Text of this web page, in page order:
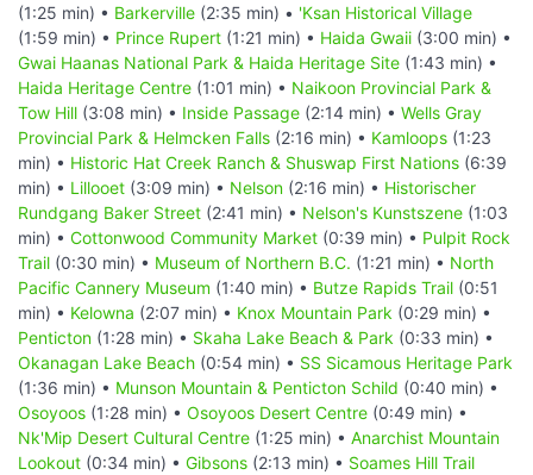
(1:25 min) • Barkerville (2:35 min) • 'Ksan Historical Village
(1:59 min) • Prince Rupert (1:21 min) • Haida Gwaii (3:00 min) •
Gwai Haanas National Park & Haida Heritage Site (1:43 min) •
Haida Heritage Centre (1:01 min) • Naikoon Provincial Park &
Tow Hill (3:08 min) • Inside Passage (2:14 min) • Wells Gray
Provincial Park & Helmcken Falls (2:16 min) • Kamloops (1:23
min) • Historic Hat Creek Ranch & Shuswap First Nations (6:39
min) • Lillooet (3:09 min) • Nelson (2:16 min) • Historischer
Rundgang Baker Street (2:41 min) • Nelson's Kunstszene (1:03
min) • Cottonwood Community Market (0:39 min) • Pulpit Rock
Trail (0:30 min) • Museum of Northern B.C. (1:21 min) • North
Pacific Cannery Museum (1:40 min) • Butze Rapids Trail (0:51
min) • Kelowna (2:07 min) • Knox Mountain Park (0:29 min) •
Penticton (1:28 min) • Skaha Lake Beach & Park (0:33 min) •
Okanagan Lake Beach (0:54 min) • SS Sicamous Heritage Park
(1:36 min) • Munson Mountain & Penticton Schild (0:40 min) •
Osoyoos (1:28 min) • Osoyoos Desert Centre (0:49 min) •
Nk'Mip Desert Cultural Centre (1:25 min) • Anarchist Mountain
Lookout (0:34 min) • Gibsons (2:13 min) • Soames Hill Trail